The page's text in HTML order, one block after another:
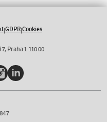
|GDPR|Cookies
Praha 1 110 00
LinkedIn